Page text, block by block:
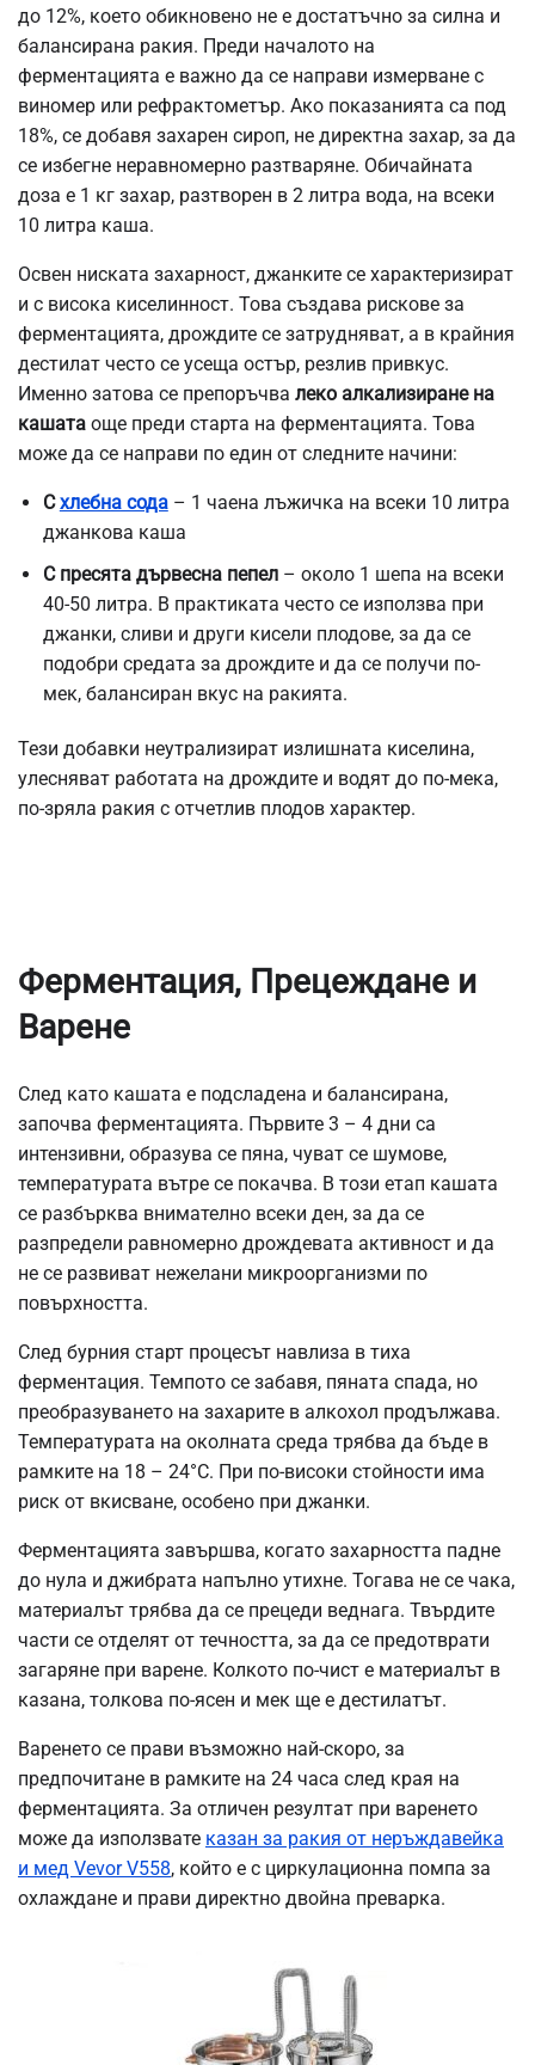
до 12%, което обикновено не е достатъчно за силна и
балансирана ракия. Преди началото на
ферментацията е важно да се направи измерване с
виномер или рефрактометър. Ако показанията са под
18%, се добавя захарен сироп, не директна захар, за да
се избегне неравномерно разтваряне. Обичайната
доза е 1 кг захар, разтворен в 2 литра вода, на всеки
10 литра каша.
Освен ниската захарност, джанките се характеризират
и с висока киселинност. Това създава рискове за
ферментацията, дрождите се затрудняват, а в крайния
дестилат често се усеща остър, резлив привкус.
Именно затова се препоръчва леко алкализиране на
кашата още преди старта на ферментацията. Това
може да се направи по един от следните начини:
Схлебна сода– 1 чаена лъжичка на всеки 10 литра
джанкова каша
С пресята дървесна пепел– около 1 шепа на всеки
40-50 литра. В практиката често се използва при
джанки, сливи и други кисели плодове, за да се
подобри средата за дрождите и да се получи по-
мек, балансиран вкус на ракията.
Тези добавки неутрализират излишната киселина,
улесняват работата на дрождите и водят до по-мека,
по-зряла ракия с отчетлив плодов характер.
Ферментация, Прецеждане и
Варене
След като кашата е подсладена и балансирана,
започва ферментацията. Първите 3 – 4 дни са
интензивни, образува се пяна, чуват се шумове,
температурата вътре се покачва. В този етап кашата
се разбърква внимателно всеки ден, за да се
разпредели равномерно дрождевата активност и да
не се развиват нежелани микроорганизми по
повърхността.
След бурния старт процесът навлиза в тиха
ферментация. Темпото се забавя, пяната спада, но
преобразуването на захарите в алкохол продължава.
Температурата на околната среда трябва да бъде в
рамките на 18 – 24°C. При по-високи стойности има
риск от вкисване, особено при джанки.
Ферментацията завършва, когато захарността падне
до нула и джибрата напълно утихне. Тогава не се чака,
материалът трябва да се прецеди веднага. Твърдите
части се отделят от течността, за да се предотврати
загаряне при варене. Колкото по-чист е материалът в
казана, толкова по-ясен и мек ще е дестилатът.
Варенето се прави възможно най-скоро, за
предпочитане в рамките на 24 часа след края на
ферментацията. За отличен резултат при варенето
може да използвате казан за ракия от неръждавейка
и мед Vevor V558, който е с циркулационна помпа за
охлаждане и прави директно двойна преварка.